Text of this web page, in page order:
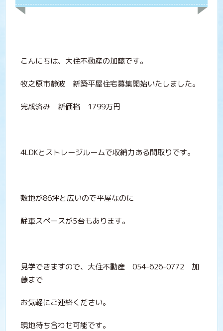
こんにちは、大住不動産の加藤です。
牧之原市静波 新築平屋住宅募集開始いたしました。
完成済み 新価格 1799万円
4LDKとストレージルームで収納力ある間取りです。
敷地が86坪と広いので平屋なのに
駐車スペースが5台もあります。
見学できますので、大住不動産 054-626-0772 加
藤まで
お気軽にご連絡ください。
現地待ち合わせ可能です。